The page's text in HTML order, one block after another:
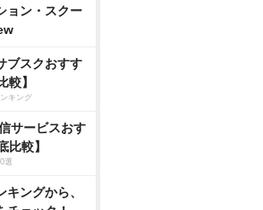
ョン・スクー
ブスクおすす
較】
キング
サービスおす
比較】
選
ングから、